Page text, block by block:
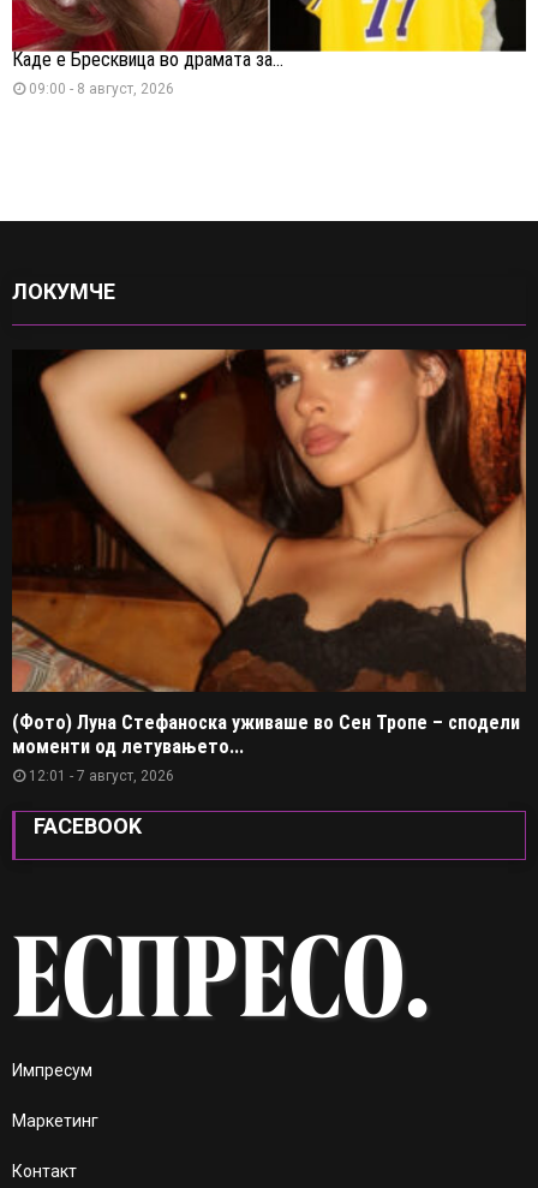
Каде е Бресквица во драмата за...
09:00 - 8 август, 2026
ЛОКУМЧЕ
(Фото) Луна Стефаноска уживаше во Сен Тропе – сподели
моменти од летувањето...
12:01 - 7 август, 2026
FACEBOOK
Импресум
Маркетинг
Контакт